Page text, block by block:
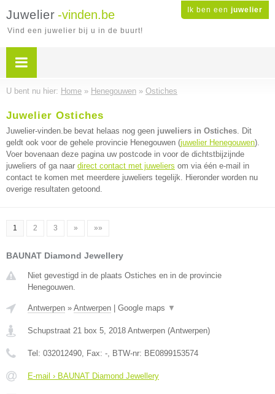
Ik ben een juwelier
Juwelier -vinden.be
Vind een juwelier bij u in de buurt!
U bent nu hier: Home » Henegouwen » Ostiches
Juwelier Ostiches
Juwelier-vinden.be bevat helaas nog geen juweliers in Ostiches. Dit
geldt ook voor de gehele provincie Henegouwen (juwelier Henegouwen).
Voer bovenaan deze pagina uw postcode in voor de dichtstbijzijnde
juweliers of ga naar direct contact met juweliers om via één e-mail in
contact te komen met meerdere juweliers tegelijk. Hieronder worden nu
overige resultaten getoond.
1 2 3 » »»
BAUNAT Diamond Jewellery
Niet gevestigd in de plaats Ostiches en in de provincie
Henegouwen.
Antwerpen » Antwerpen Google maps ▼
Schupstraat 21 box 5, 2018 Antwerpen (Antwerpen)
Tel: 032012490, Fax: -, BTW-nr: BE0899153574
E-mail › BAUNAT Diamond Jewellery